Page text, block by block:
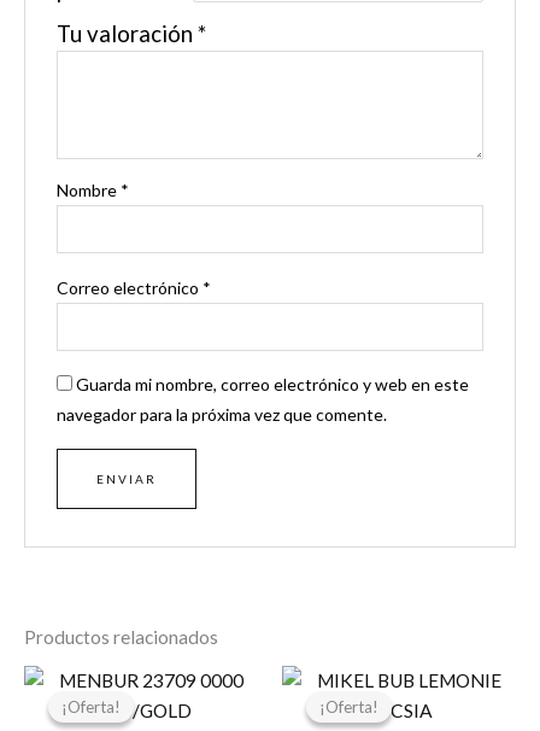
Tu valoración *
Nombre *
Correo electrónico *
Guarda mi nombre, correo electrónico y web en este
navegador para la próxima vez que comente.
Productos relacionados
¡Oferta!
¡Oferta!
El
original
El
¡Oferta!
¡Oferta!
El
original
El